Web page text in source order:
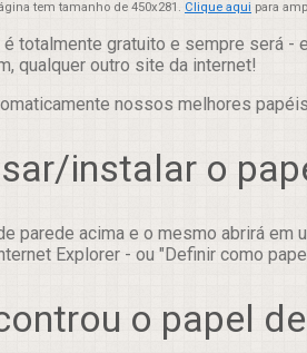
tem tamanho de 450x281. Clique aqui para
totalmente gratuito e sempre será -
qualquer outro site da internet!
nossos melhores
instalar o
parede acima e o mesmo abrirá em
Explorer - ou "Definir como
o papel